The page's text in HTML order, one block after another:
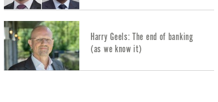
Harry Geels: The end of banking
(as we know it)